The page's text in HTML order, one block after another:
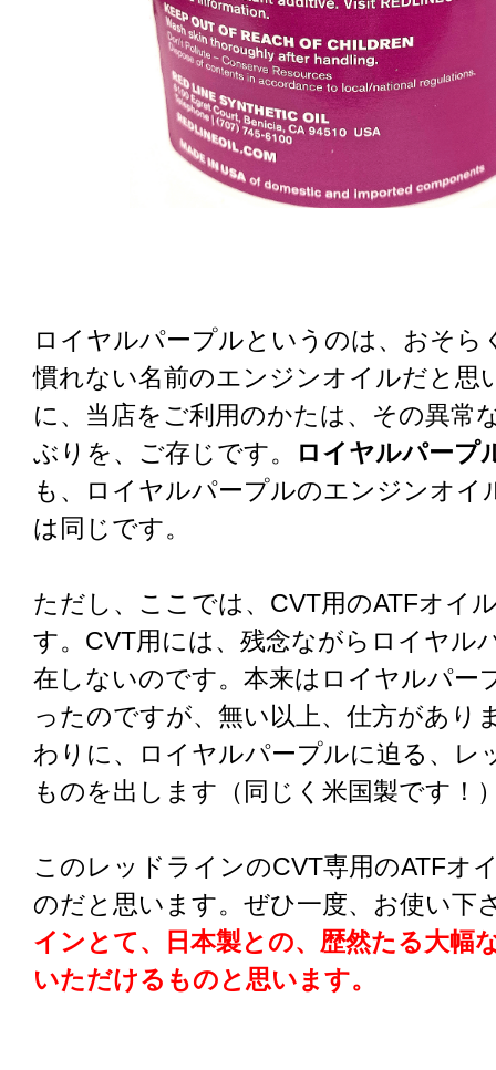
ロイヤルパープルというのは、おそら
慣れない名前のエンジンオイルだと思
に、当店をご利用のかたは、その異常
ぶりを、ご存じです。
ロイヤルパープ
も、ロイヤルパープルのエンジンオイ
は同じです。
ただし、ここでは、CVT用のATFオイ
す。CVT用には、残念ながらロイヤル
在しないのです。本来はロイヤルパー
ったのですが、無い以上、仕方があり
わりに、ロイヤルパープルに迫る、レ
ものを出します（同じく米国製です！
このレッドラインのCVT専用のATFオ
のだと思います。ぜひ一度、お使い下
インとて、日本製との、歴然たる大幅
いただけるものと思います。